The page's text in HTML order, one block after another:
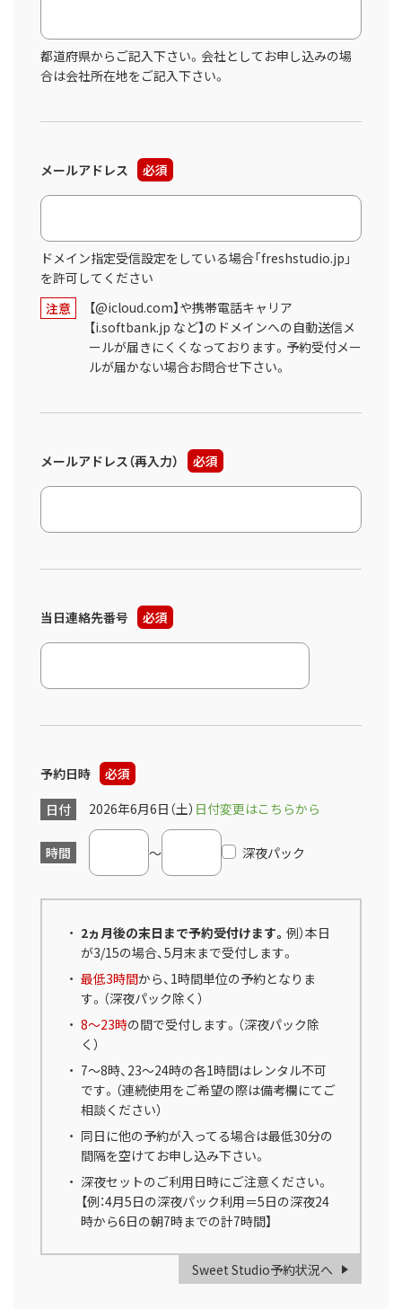
都道府県からご記入下さい。会社としてお申し込みの場
合は会社所在地をご記入下さい。
メールアドレス 必須
ドメイン指定受信設定をしている場合「freshstudio.jp」
を許可してください
注意
【@icloud.com】や携帯電話キャリア
【i.softbank.jp など】のドメインへの自動送信メ
ールが届きにくくなっております。予約受付メー
ルが届かない場合お問合せ下さい。
メールアドレス（再入力） 必須
当日連絡先番号 必須
予約日時
必須
日付
2026年6月6日（土） 日付変更はこちらから
時間 ～ 深夜パック
2ヵ月後の末日まで予約受付けます。 例）本日
が3/15の場合、5月末まで受付します。
最低3時間から、1時間単位の予約となりま
す。（深夜パック除く）
8～23時の間で受付します。（深夜パック除
く）
7～8時、23～24時の各1時間はレンタル不可
です。（連続使用をご希望の際は備考欄にてご
相談ください）
同日に他の予約が入ってる場合は最低30分の
間隔を空けてお申し込み下さい。
深夜セットのご利用日時にご注意ください。
【例：4月5日の深夜パック利用＝5日の深夜24
時から6日の朝7時までの計7時間】
Sweet Studio予約状況へ